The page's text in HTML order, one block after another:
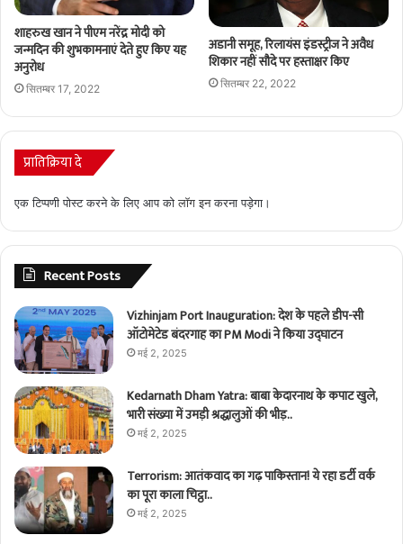
शाहरुख खान ने पीएम नरेंद्र मोदी को
जन्मदिन की शुभकामनाएं देते हुए किए यह
अनुरोध
सितम्बर 17, 2022
अडानी समूह, रिलायंस इंडस्ट्रीज ने अवैध
शिकार नहीं सौदे पर हस्ताक्षर किए
सितम्बर 22, 2022
प्रातिक्रिया दे
एक टिप्पणी पोस्ट करने के लिए आप कोलॉग इनकरना पड़ेगा।
Recent Posts
Vizhinjam Port Inauguration: देश के पहले डीप-सी
ऑटोमेटेड बंदरगाह का PM Modi ने किया उद्घाटन
मई 2, 2025
Kedarnath Dham Yatra: बाबा केदारनाथ के कपाट खुले,
भारी संख्या में उमड़ी श्रद्धालुओं की भीड़..
मई 2, 2025
Terrorism: आतंकवाद का गढ़ पाकिस्तान! ये रहा डर्टी वर्क
का पूरा काला चिट्ठा..
मई 2, 2025